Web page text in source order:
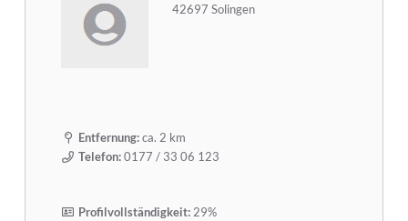
42697 Solingen
Entfernung:ca. 2 km
Telefon:0177 / 33 06 123
Profilvollständigkeit:29%